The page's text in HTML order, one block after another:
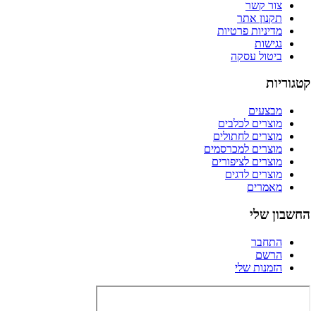
צור קשר
תקנון אתר
מדיניות פרטיות
נגישות
ביטול עסקה
קטגוריות
מבצעים
מוצרים לכלבים
מוצרים לחתולים
מוצרים למכרסמים
מוצרים לציפורים
מוצרים לדגים
מאמרים
החשבון שלי
התחבר
הרשם
הזמנות שלי